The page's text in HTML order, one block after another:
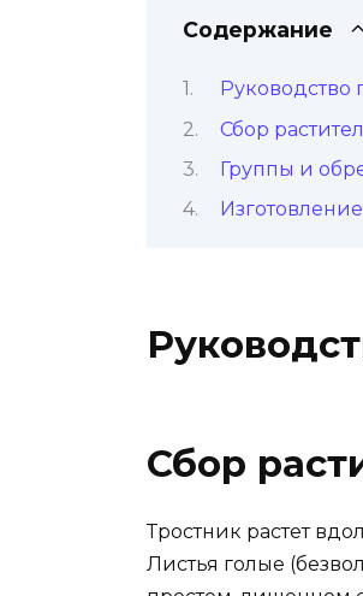
Содержание
Руководство
Сбор
Группы и
Сбор
Тростник растет
Листья голые